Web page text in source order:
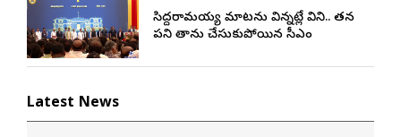
సిద్దరామయ్య మాటను విన్నట్లే విని.. తన
పని తాను చేసుకుపోయిన సీఎం
Latest News